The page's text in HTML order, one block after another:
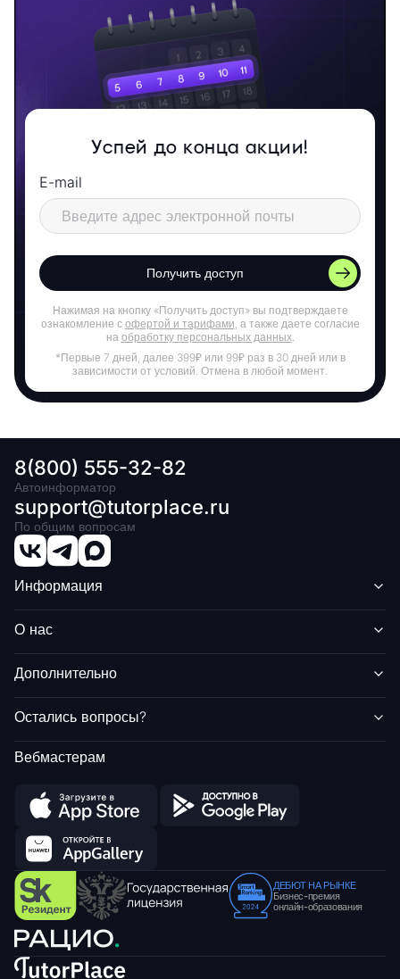
Успей до конца акции!
E-mail
Получить доступ
Нажимая на кнопку «Получить доступ» вы подтверждаете
ознакомление с офертой и тарифами , а также даете согласие
на обработку персональных данных.
*Первые 7 дней, далее 399₽ или 99₽ раз в 30 дней или в
зависимости от условий. Отмена в любой момент.
8(800) 555-32-82
Автоинформатор
support@tutorplace.ru
По общим вопросам
Информация
О нас
Дополнительно
Остались вопросы?
Вебмастерам
ДЕБЮТ НА РЫНКЕ
Бизнес-премия
онлайн-образования